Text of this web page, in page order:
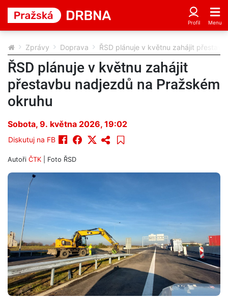
Zprávy Doprava ŘSD plánuje v květnu zahájit
ŘSD plánuje v květnu zahájit
přestavbu nadjezdů na Pražském
okruhu
Sobota, 9. května 2026, 19:02
Diskutuj na FB
Autoři ČTK | Foto ŘSD